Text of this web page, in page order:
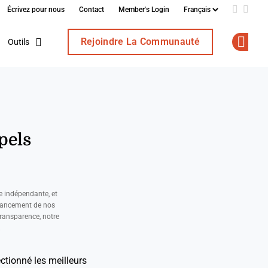
Écrivez pour nous Contact Member's Login Add us
Outils Rejoindre La Communauté
indépendante, et
de nos
notre
les meilleurs